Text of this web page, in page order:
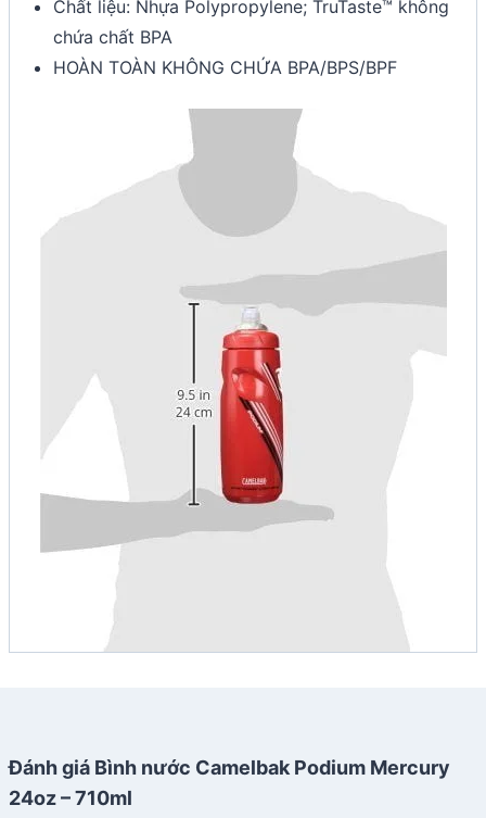
Chất liệu: Nhựa Polypropylene; TruTaste™ không
chứa chất BPA
HOÀN TOÀN KHÔNG CHỨA BPA/BPS/BPF
Đánh giá Bình nước Camelbak Podium Mercury
24oz – 710ml